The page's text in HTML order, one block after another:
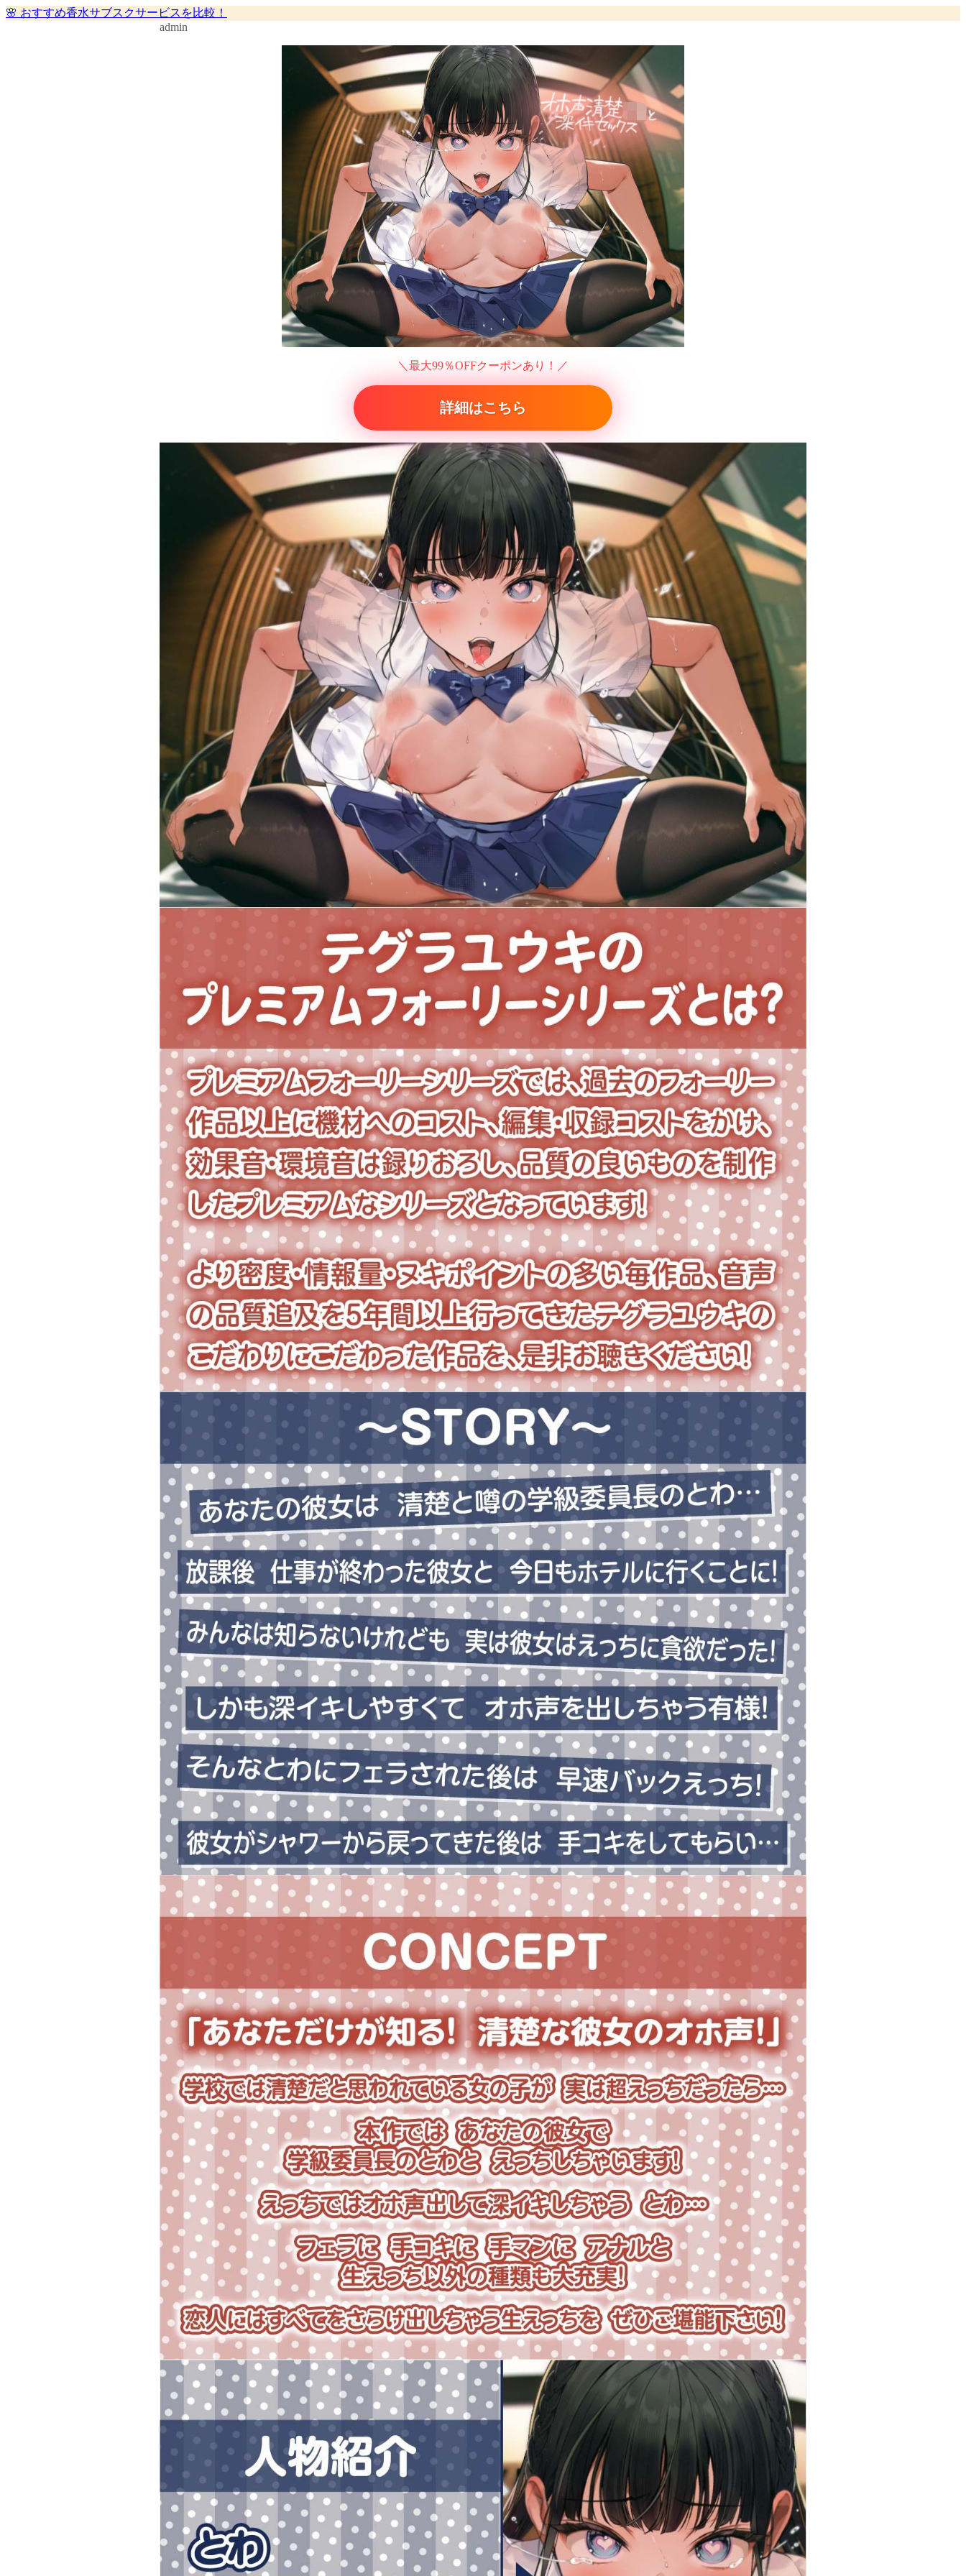
🌸 おすすめ香水サブスクサービスを比較！
admin
＼最大99％OFFクーポンあり！／
詳細はこちら